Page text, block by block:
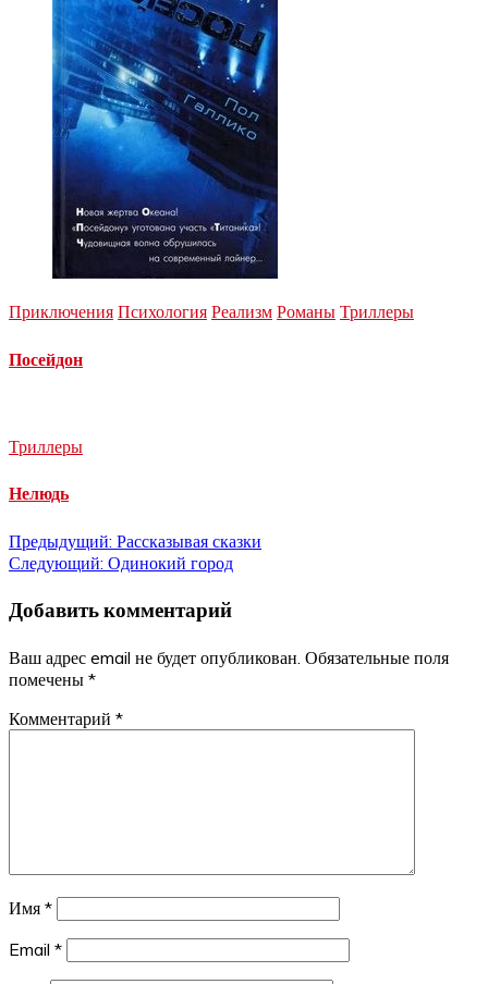
Приключения Психология Реализм Романы Триллеры
Посейдон
Триллеры
Нелюдь
Навигация
записям
Предыдущий: Рассказывая сказки
Следующий: Одинокий город
Добавить комментарий
Ваш адрес email не будет опубликован. Обязательные поля
помечены *
Комментарий *
Имя *
Email *